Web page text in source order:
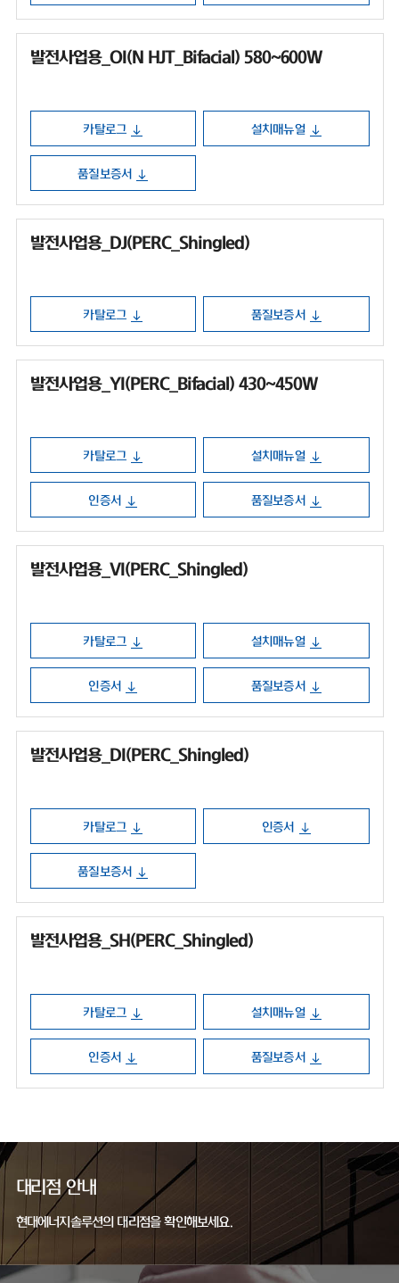
발전사업용_OI(N HJT_Bifacial) 580~600W
카탈로그 설치매뉴얼
품질보증서
발전사업용_DJ(PERC_Shingled)
카탈로그 품질보증서
발전사업용_YI(PERC_Bifacial) 430~450W
카탈로그 설치매뉴얼
인증서 품질보증서
발전사업용_VI(PERC_Shingled)
카탈로그 설치매뉴얼
인증서 품질보증서
발전사업용_DI(PERC_Shingled)
카탈로그 인증서
품질보증서
발전사업용_SH(PERC_Shingled)
카탈로그 설치매뉴얼
인증서 품질보증서
대리점 안내
현대에너지솔루션의 대리점을 확인해보세요.